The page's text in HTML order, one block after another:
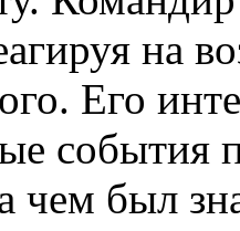
на
Его
события
чем был